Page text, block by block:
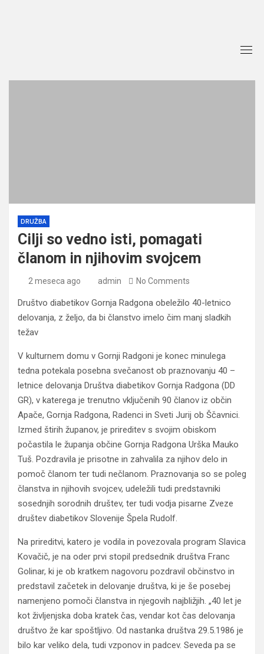
DRUŽBA
Cilji so vedno isti, pomagati
članom in njihovim svojcem
2 meseca ago admin No Comments
Društvo diabetikov Gornja Radgona obeležilo 40-letnico
delovanja, z željo, da bi članstvo imelo čim manj sladkih
težav
V kulturnem domu v Gornji Radgoni je konec minulega
tedna potekala posebna svečanost ob praznovanju 40 –
letnice delovanja Društva diabetikov Gornja Radgona (DD
GR), v katerega je trenutno vključenih 90 članov iz občin
Apače, Gornja Radgona, Radenci in Sveti Jurij ob Ščavnici.
Izmed štirih županov, je prireditev s svojim obiskom
počastila le županja občine Gornja Radgona Urška Mauko
Tuš. Pozdravila je prisotne in zahvalila za njihov delo in
pomoč članom ter tudi nečlanom. Praznovanja so se poleg
članstva in njihovih svojcev, udeležili tudi predstavniki
sosednjih sorodnih društev, ter tudi vodja pisarne Zveze
društev diabetikov Slovenije Špela Rudolf.
Na prireditvi, katero je vodila in povezovala program Slavica
Kovačič, je na oder prvi stopil predsednik društva Franc
Golinar, ki je ob kratkem nagovoru pozdravil občinstvo in
predstavil začetek in delovanje društva, ki je še posebej
namenjeno pomoči članstva in njegovih najbližjih. „40 let je
kot življenjska doba kratek čas, vendar kot čas delovanja
društvo že kar spoštljivo. Od nastanka društva 29.5.1986 je
bilo kar veliko dela, tudi vzponov in padcev. Seveda pa se